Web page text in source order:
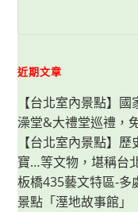
近期文章
【台北室內景點】
澡堂&大禮堂巡禮，
【台北室內景點】
寶…等文物，堪稱台
板橋435藝文特區-多
景點「溼地故事館」